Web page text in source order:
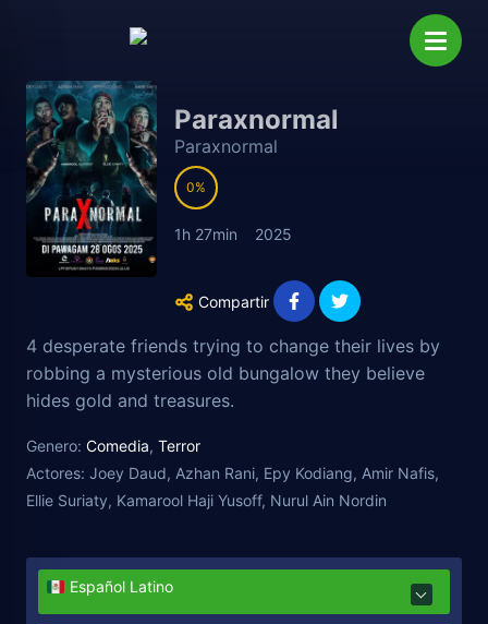
Paraxnormal
Paraxnormal
0
1h 27min 2025
Compartir
4 desperate friends trying to change their lives by
robbing a mysterious old bungalow they believe
hides gold and treasures.
Genero: Comedia, Terror
Actores: Joey Daud, Azhan Rani, Epy Kodiang, Amir Nafis,
Ellie Suriaty, Kamarool Haji Yusoff, Nurul Ain Nordin
Español Latino